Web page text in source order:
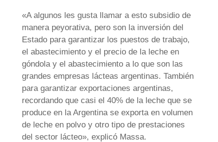
«A algunos les gusta llamar a esto subsidio de
manera peyorativa, pero son la inversión del
Estado para garantizar los puestos de trabajo,
el abastecimiento y el precio de la leche en
góndola y el abastecimiento a lo que son las
grandes empresas lácteas argentinas. También
para garantizar exportaciones argentinas,
recordando que casi el 40% de la leche que se
produce en la Argentina se exporta en volumen
de leche en polvo y otro tipo de prestaciones
del sector lácteo», explicó Massa.